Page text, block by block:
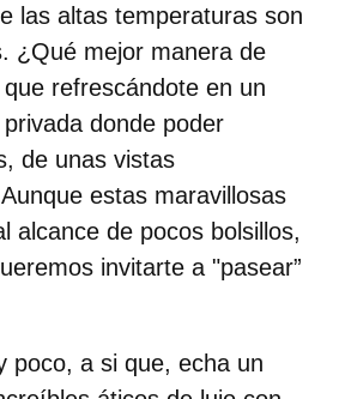
las altas temperaturas son
¿Qué mejor manera de
refrescándote en un
donde poder
de unas vistas
estas maravillosas
alcance de pocos bolsillos,
invitarte a "pasear”
poco, a si que, echa un